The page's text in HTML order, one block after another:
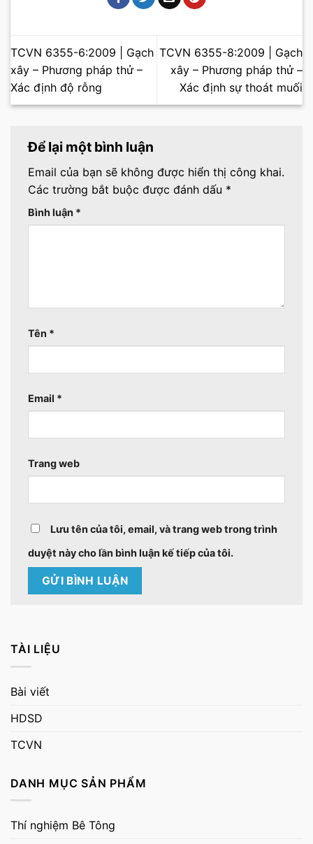
TÀI LIỆU
Bài viết
HDSD
TCVN
DANH MỤC SẢN PHẨM
Thí nghiệm Bê Tông
TCVN 6355-6:2009 | Gạch
xây – Phương pháp thử –
Xác định độ rỗng
TCVN 6355-8:2009 | Gạch
xây – Phương pháp thử –
Xác định sự thoát muối
Để lại một bình luận
Email của bạn sẽ không được hiển thị công khai.
Các trường bắt buộc được đánh dấu *
Bình luận *
Tên *
Email *
Trang web
Lưu tên của tôi, email, và trang web trong trình
duyệt này cho lần bình luận kế tiếp của tôi.